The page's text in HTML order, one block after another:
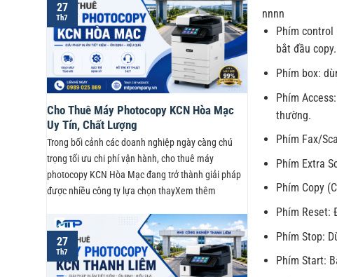
Cho Thuê Máy Photocopy KCN Hòa Mạc
Uy Tín, Chất Lượng
Trong bối cảnh các doanh nghiệp ngày càng chú
trọng tối ưu chi phí vận hành, cho thuê máy
photocopy KCN Hòa Mạc đang trở thành giải pháp
được nhiều công ty lựa chọn thayXem thêm
27
Th7
27
Th7
nnnn
Phím
bắt đầu copy.
Phím box:
Phím
thường.
Phím Fax/
Phím Extra
Phím Copy
Phím Reset:
Phím Stop:
Phím Start: